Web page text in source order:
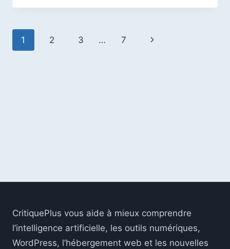
D’IA
Navigation
1 2 3 … 7
Page
CritiquePlus vous aide à mieux comprendre
l’intelligence artificielle, les outils numériques,
WordPress, l’hébergement web et les nouvelles